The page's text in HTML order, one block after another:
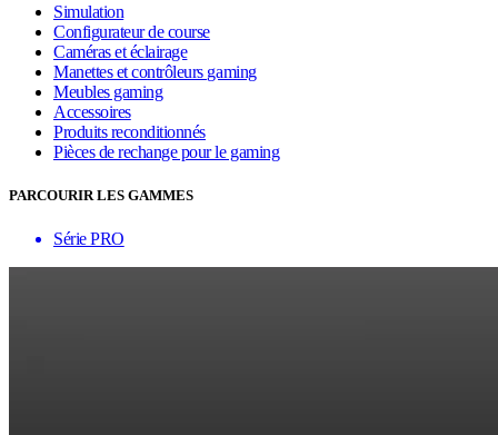
Simulation
Configurateur de course
Caméras et éclairage
Manettes et contrôleurs gaming
Meubles gaming
Accessoires
Produits reconditionnés
Pièces de rechange pour le gaming
PARCOURIR LES GAMMES
Série PRO